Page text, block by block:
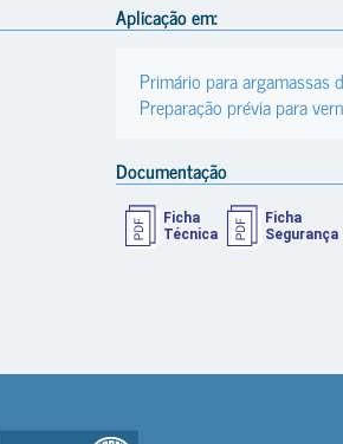
Aplicação em:
Primário para argamassas
Preparação prévia para
Documentação
Ficha
Técnica
Ficha
Segurança